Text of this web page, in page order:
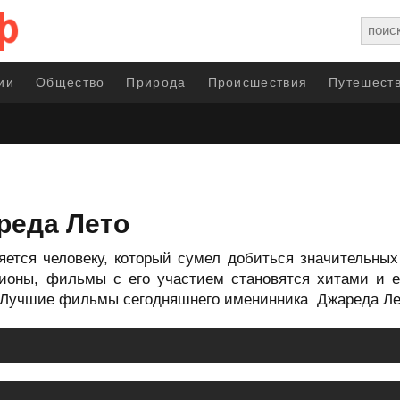
Общество Природа Происшествия
Лето
человеку, который сумел добиться
фильмы с его участием становятся хитами и
фильмы сегодняшнего именинника Джареда